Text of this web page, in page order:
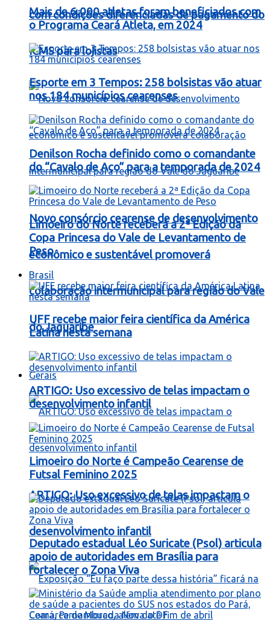
com condições diferenciadas de pagamento do
ICMS para lojistas
Novo consórcio cearense de desenvolvimento
econômico e sustentável promoverá
colaboração intermunicipal para região do Vale
do Jaguaribe
Gerais
ARTIGO: Uso excessivo de telas impactam o
desenvolvimento infantil
Mais de 6.000 atletas foram beneficiados com
o Programa Ceará Atleta, em 2024
Esporte em 3 Tempos: 258 bolsistas vão atuar
nos 184 municípios cearenses
Denilson Rocha definido como o comandante
do “Cavalo de Aço” para a temporada de 2024
Limoeiro do Norte receberá a 2ª Edição da
Copa Princesa do Vale de Levantamento de
Peso
Brasil
UFF recebe maior feira científica da América
Latina nesta semana
ARTIGO: Uso excessivo de telas impactam o
desenvolvimento infantil
Limoeiro do Norte é Campeão Cearense de
Futsal Feminino 2025
Deputado estadual Léo Suricate (Psol) articula
apoio de autoridades em Brasília para
fortalecer o Zona Viva